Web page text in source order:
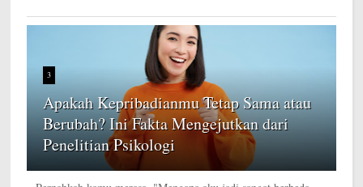
3
Apakah Kepribadianmu Tetap Sama atau
Berubah? Ini Fakta Mengejutkan dari
Penelitian Psikologi